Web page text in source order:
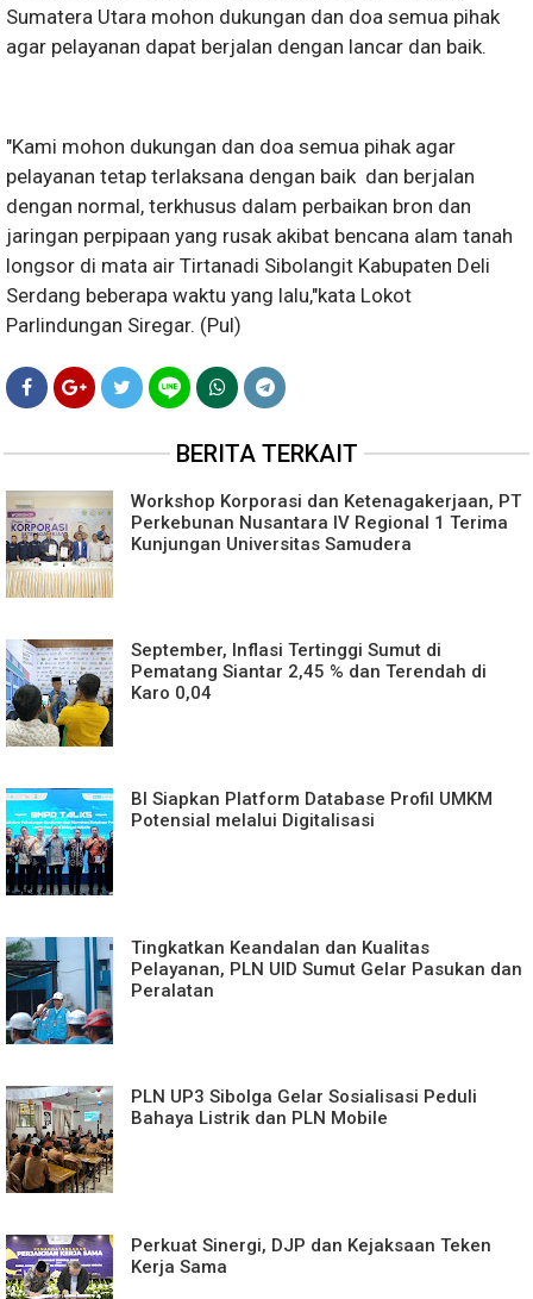
Sumatera Utara mohon dukungan dan doa semua pihak
agar pelayanan dapat berjalan dengan lancar dan baik.
"Kami mohon dukungan dan doa semua pihak agar
pelayanan tetap terlaksana dengan baik dan berjalan
dengan normal, terkhusus dalam perbaikan bron dan
jaringan perpipaan yang rusak akibat bencana alam tanah
longsor di mata air Tirtanadi Sibolangit Kabupaten Deli
Serdang beberapa waktu yang lalu,"kata Lokot
Parlindungan Siregar. (Pul)
BERITA TERKAIT
Workshop Korporasi dan Ketenagakerjaan, PT
Perkebunan Nusantara IV Regional 1 Terima
Kunjungan Universitas Samudera
September, Inflasi Tertinggi Sumut di
Pematang Siantar 2,45 % dan Terendah di
Karo 0,04
BI Siapkan Platform Database Profil UMKM
Potensial melalui Digitalisasi
Tingkatkan Keandalan dan Kualitas
Pelayanan, PLN UID Sumut Gelar Pasukan dan
Peralatan
PLN UP3 Sibolga Gelar Sosialisasi Peduli
Bahaya Listrik dan PLN Mobile
Perkuat Sinergi, DJP dan Kejaksaan Teken
Kerja Sama